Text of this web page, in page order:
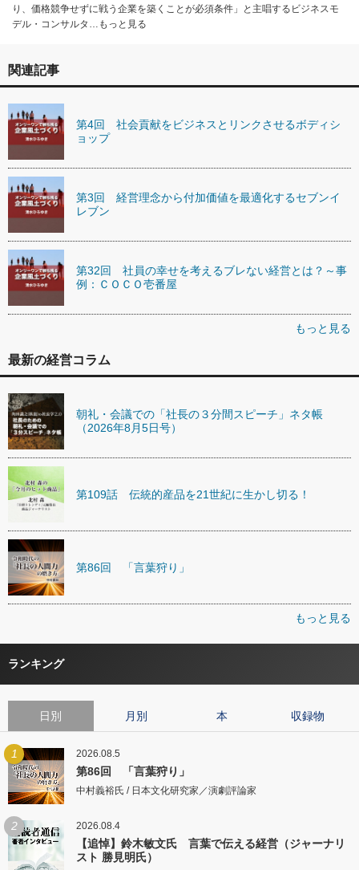
り、価格競争せずに戦う企業を築くことが必須条件」と主唱するビジネスモ
デル・コンサルタ…もっと見る
関連記事
第4回 社会貢献をビジネスとリンクさせるボディシ
ョップ
第3回 経営理念から付加価値を最適化するセブンイ
レブン
第32回 社員の幸せを考えるブレない経営とは？～事
例：ＣＯＣＯ壱番屋
もっと見る
最新の経営コラム
朝礼・会議での「社長の３分間スピーチ」ネタ帳
（2026年8月5日号）
第109話 伝統的産品を21世紀に生かし切る！
第86回 「言葉狩り」
もっと見る
ランキング
日別 月別 本 収録物
1 2026.08.5
第86回 「言葉狩り」
中村義裕氏 / 日本文化研究家／演劇評論家
2 2026.08.4
【追悼】鈴木敏文氏 言葉で伝える経営（ジャーナリ
スト 勝見明氏）